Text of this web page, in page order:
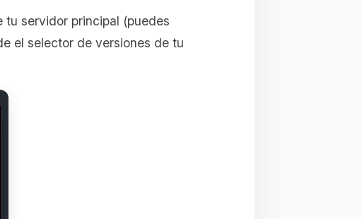
servidor principal (puedes
el selector de versiones de tu